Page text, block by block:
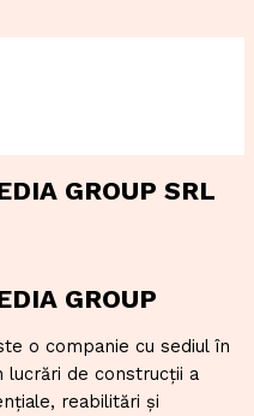
GROUP SRL
GROUP
o companie cu sediul în
lucrări de construcții a
reabilitări și